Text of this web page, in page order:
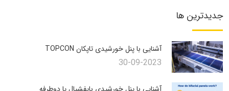
جدیدترین ها
آشنایی با پنل خورشیدی تاپکان TOPCON
30-09-2023